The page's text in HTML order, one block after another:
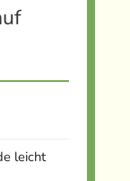
leicht